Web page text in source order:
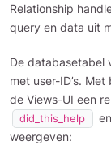
Relationship
query en data uit
De databasetabel
met user-ID’s.
de Views-UI een
did_this_help en
weergeven: